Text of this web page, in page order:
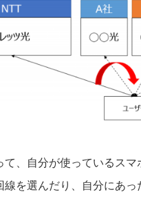
て、自分が使っているスマ
線を選んだり、自分にあっ